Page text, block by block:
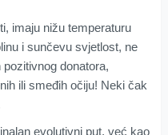
imaju nižu temperaturu
i sunčevu svjetlost, ne
donatora,
ili smeđih očiju! Neki čak
evolutivni put, već kao